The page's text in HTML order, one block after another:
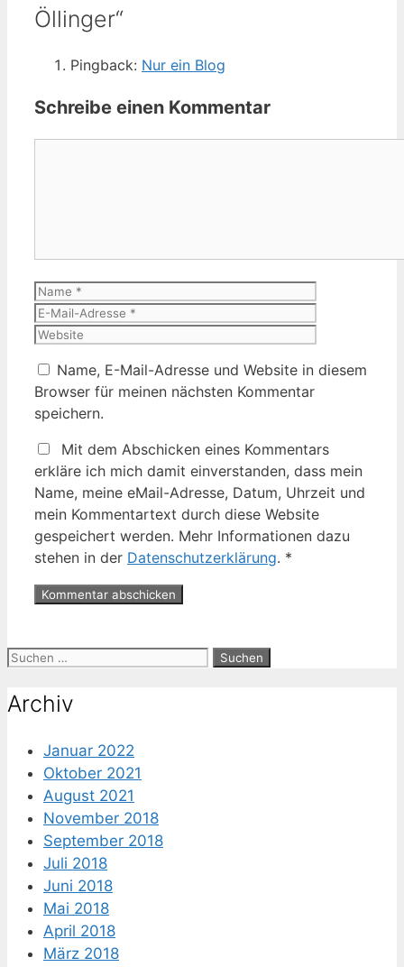
Öllinger“
Pingback: Nur ein Blog
Schreibe einen Kommentar
Name
Name, E-Mail-Adresse und Website in diesem
Browser für meinen nächsten Kommentar
speichern.
Mit dem Abschicken eines Kommentars
erkläre ich mich damit einverstanden, dass mein
Name, meine eMail-Adresse, Datum, Uhrzeit und
mein Kommentartext durch diese Website
gespeichert werden. Mehr Informationen dazu
stehen in der Datenschutzerklärung. *
Suche
Archiv
Januar 2022
Oktober 2021
August 2021
November 2018
September 2018
Juli 2018
Juni 2018
Mai 2018
April 2018
März 2018